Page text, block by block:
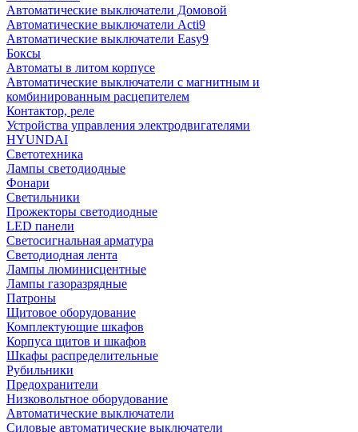
Автоматические выключатели Домовой
Автоматические выключатели Acti9
Автоматические выключатели Easy9
Боксы
Автоматы в литом корпусе
Автоматические выключатели с магнитным и
комбинированным расцепителем
Контактор, реле
Устройства управления электродвигателями
HYUNDAI
Светотехника
Лампы светодиодные
Фонари
Светильники
Прожекторы светодиодные
LED панели
Светосигнальная арматура
Светодиодная лента
Лампы люминисцентные
Лампы газоразрядные
Патроны
Щитовое оборудование
Комплектующие шкафов
Корпуса щитов и шкафов
Шкафы распределительные
Рубильники
Предохранители
Низковольтное оборудование
Автоматические выключатели
Силовые автоматические выключатели